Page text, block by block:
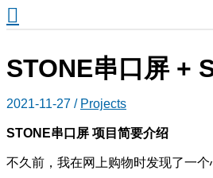
搜
STONE串口屏 +
2021-11-27 / Projects
STONE串口屏 项目简要介绍
不久前，我在网上购物时发现了一